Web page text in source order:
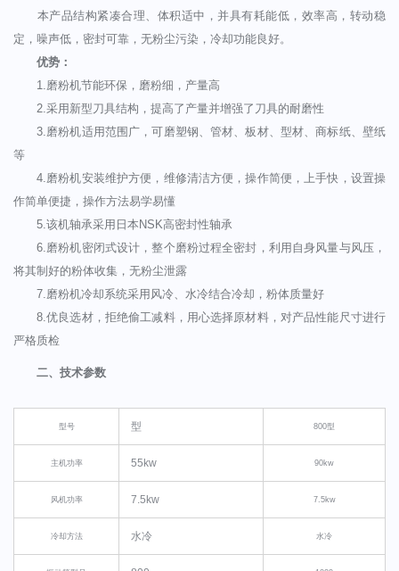
本产品结构紧凑合理、体积适中，并具有耗能低，效率高，转动稳
定，噪声低，密封可靠，无粉尘污染，冷却功能良好。
优势：
1.磨粉机节能环保，磨粉细，产量高
2.采用新型刀具结构，提高了产量并增强了刀具的耐磨性
3.磨粉机适用范围广，可磨塑钢、管材、板材、型材、商标纸、壁纸
等
4.磨粉机安装维护方便，维修清洁方便，操作简便，上手快，设置操
作简单便捷，操作方法易学易懂
5.该机轴承采用日本NSK高密封性轴承
6.磨粉机密闭式设计，整个磨粉过程全密封，利用自身风量与风压，
将其制好的粉体收集，无粉尘泄露
7.磨粉机冷却系统采用风冷、水冷结合冷却，粉体质量好
8.优良选材，拒绝偷工减料，用心选择原材料，对产品性能尺寸进行
严格质检
二、技术参数
型号 型 800型
主机功率 55kw 90kw
风机功率 7.5kw 7.5kw
冷却方法 水冷 水冷